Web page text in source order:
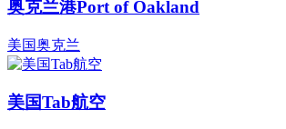
奥克兰港Port of Oakland
美国奥克兰
美国Tab航空